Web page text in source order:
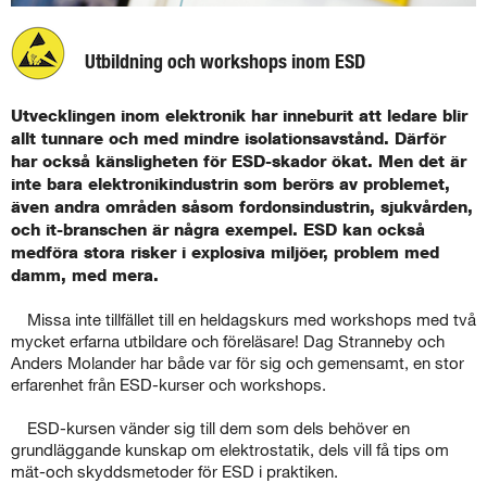
Utbildning och workshops inom ESD
Utvecklingen inom elektronik har inneburit att ledare blir
allt tunnare och med mindre isolationsavstånd. Därför
har också känsligheten för ESD-skador ökat. Men det är
inte bara elektronikindustrin som berörs av problemet,
även andra områden såsom fordonsindustrin, sjukvården,
och it-branschen är några exempel. ESD kan också
medföra stora risker i explosiva miljöer, problem med
damm, med mera.
Missa inte tillfället till en heldagskurs med workshops med två
mycket erfarna utbildare och föreläsare! Dag Stranneby och
Anders Molander har både var för sig och gemensamt, en stor
erfarenhet från ESD-kurser och workshops.
ESD-kursen vänder sig till dem som dels behöver en
grundläggande kunskap om elektrostatik, dels vill få tips om
mät-och skyddsmetoder för ESD i praktiken.